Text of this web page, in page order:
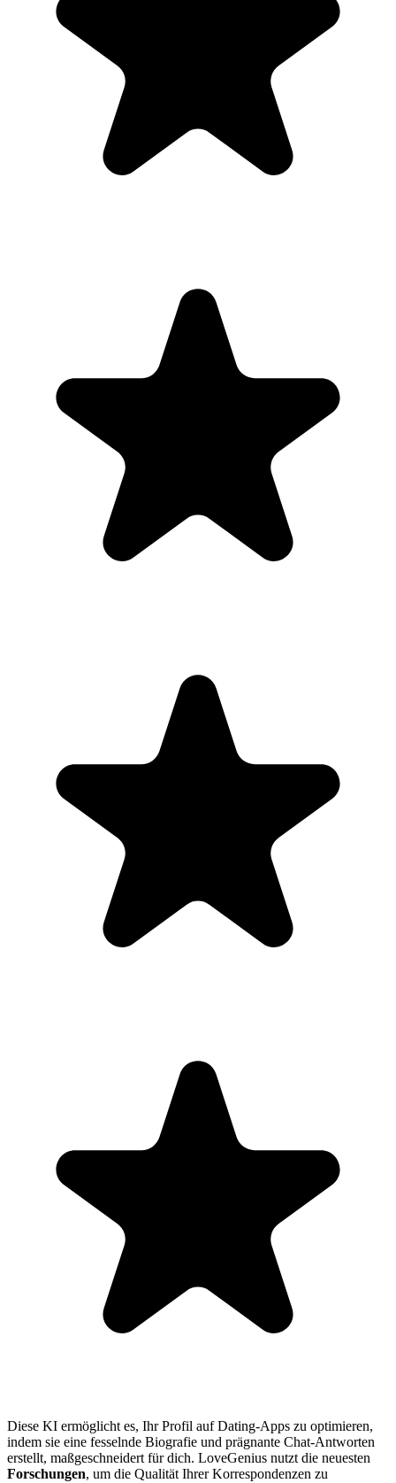
Diese KI ermöglicht es, Ihr Profil auf Dating-Apps zu optimieren,
indem sie eine fesselnde Biografie und prägnante Chat-Antworten
erstellt, maßgeschneidert für dich. LoveGenius nutzt die neuesten
Forschungen, um die Qualität Ihrer Korrespondenzen zu